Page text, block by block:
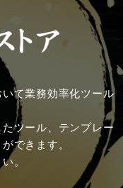
て業務効率化ツール
ツール、テンプレー
できます。
。